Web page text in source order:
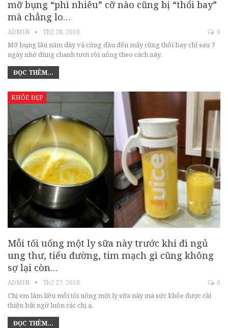
mỡ bụng “phì nhiêu” cỡ nào cũng bị “thổi bay”
mà chẳng lo…
ADMIN Th2 28, 2018 0
Mỡ bụng lâu năm dày và cứng đầu đến mấy cũng thổi bay chỉ sau 7
ngày nhờ dùng chanh tươi rồi uống theo cách này.
ĐỌC THÊM...
KHỎE ĐẸP
Mỗi tối uống một ly sữa này trước khi đi ngủ
ung thư, tiểu đường, tim mạch gì cũng không
sợ lại còn…
ADMIN Th2 27, 2018 0
Chị em làm liều mỗi tối uống một ly sữa này mà sức khỏe được cải
thiện bất ngờ luôn các chị ạ.
ĐỌC THÊM...